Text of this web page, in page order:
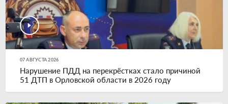
07 АВГУСТА 2026
Нарушение ПДД на перекрёстках стало причиной
51 ДТП в Орловской области в 2026 году